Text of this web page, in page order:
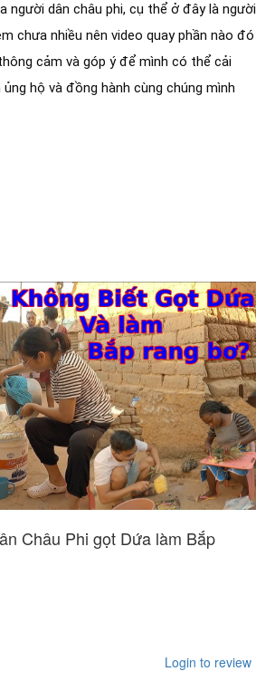
người dân châu phi, cụ thể ở đây là người
chưa nhiều nên video quay phần nào đó
cảm và góp ý để mình có thể cải
hộ và đồng hành cùng chúng mình
Châu Phi gọt Dứa làm Bắp
Login to review